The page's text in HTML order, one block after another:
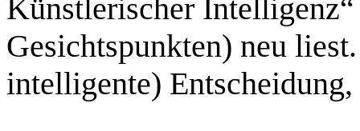
Künstlerischer
Gesichtspunkten) neu
intelligente)